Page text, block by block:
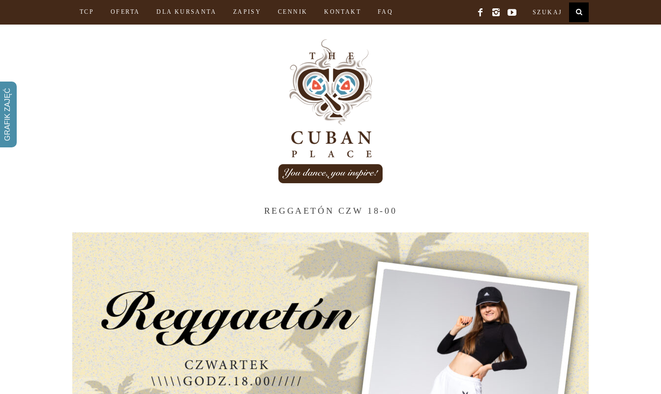
TCP OFERTA DLA KURSANTA ZAPISY CENNIK KONTAKT FAQ
REGGAETÓN CZW 18-00
GRAFIK ZAJĘĆ